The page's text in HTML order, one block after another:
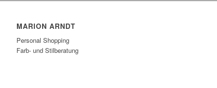
MARION ARNDT
Personal Shopping
Farb- und Stilberatung